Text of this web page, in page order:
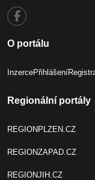
O portálu
InzercePřihlášení
Regionální portály
REGIONPLZEN.CZ
REGIONZAPAD.CZ
REGIONJIH.CZ